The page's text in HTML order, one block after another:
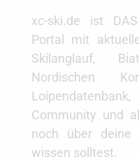
xc-ski.de ist
Portal mit
Skilanglauf,
Nordischen
Community und
noch über deine
wissen solltest.